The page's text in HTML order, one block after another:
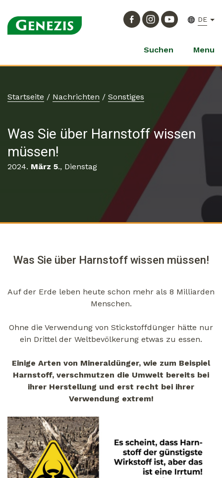
DE
Suchen Menu
Startseite / Nachrichten / Sonstiges
Was Sie über Harnstoff wissen
müssen!
2024. März 5., Dienstag
Was Sie über Harnstoff wissen müssen!
Auf der Erde leben heute schon mehr als 8 Milliarden
Menschen.
Ohne die Verwendung von Stickstoffdünger hätte nur
ein Drittel der Weltbevölkerung etwas zu essen.
Einige Arten von Mineraldünger, wie zum Beispiel
Harnstoff, verschmutzen die Umwelt bereits bei
ihrer Herstellung und erst recht bei ihrer
Verwendung extrem!